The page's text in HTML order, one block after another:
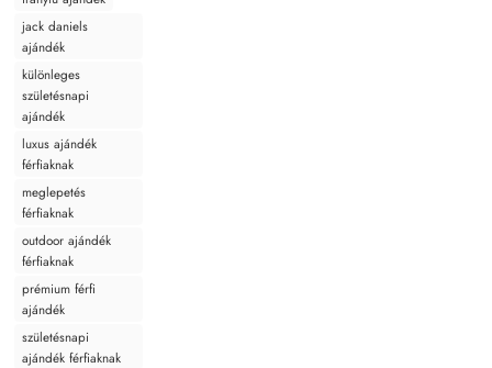
jack daniels
ajándék
különleges
születésnapi
ajándék
luxus ajándék
férfiaknak
meglepetés
férfiaknak
outdoor ajándék
férfiaknak
prémium férfi
ajándék
születésnapi
ajándék férfiaknak